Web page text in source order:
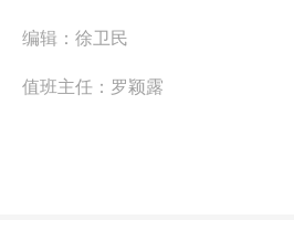
编辑： 徐卫民
值班主任： 罗颖露